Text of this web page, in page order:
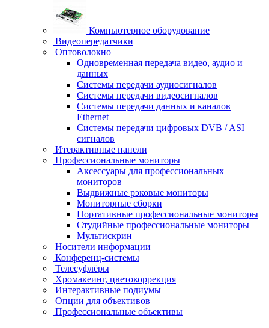
Компьютерное оборудование
Видеопередатчики
Оптоволокно
Одновременная передача видео, аудио и
данных
Системы передачи аудиосигналов
Системы передачи видеосигналов
Системы передачи данных и каналов
Ethernet
Системы передачи цифровых DVB / ASI
сигналов
Итерактивные панели
Профессиональные мониторы
Аксессуары для профессиональных
мониторов
Выдвижные рэковые мониторы
Мониторные сборки
Портативные профессиональные мониторы
Студийные профессиональные мониторы
Мультискрин
Носители информации
Конференц-системы
Телесуфлёры
Хромакеинг, цветокоррекция
Интерактивные подиумы
Опции для объективов
Профессиональные объективы